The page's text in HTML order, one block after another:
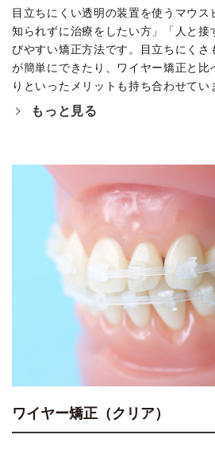
目立ちにくい透明の装置を使うマウス
知られずに治療をしたい方」「人と接
びやすい矯正方法です。目立ちにくさ
が簡単にできたり、ワイヤー矯正と比
りといったメリットも持ち合わせてい
もっと見る
ワイヤー矯正（クリア）